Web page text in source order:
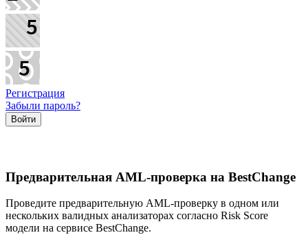
Регистрация
Забыли пароль?
Предварительная AML-проверка на BestChange
Проведите предварительную AML-проверку в одном или
нескольких валидных анализаторах согласно Risk Score
модели на сервисе BestChange.